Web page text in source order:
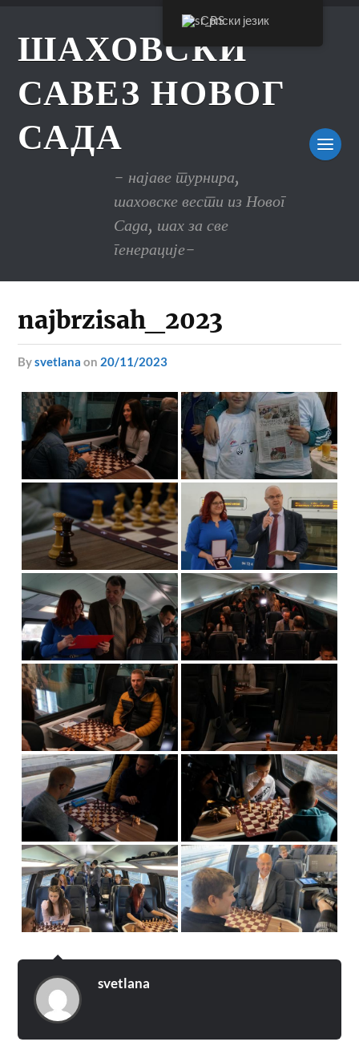
ШАХОВСКИ
САВЕЗ НОВОГ
САДА
- најаве турнира,
шаховске вести из Новог
Сада, шах за све
генерације-
najbrzisah_2023
bysvetlana on 20/11/2023
svetlana
Српски језик